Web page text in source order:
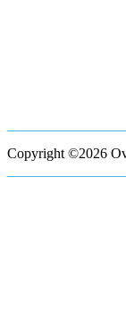
Copyright ©2026